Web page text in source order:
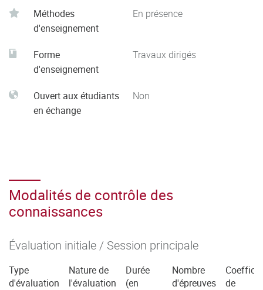
Méthodes
d'enseignement
En présence
Forme
d'enseignement
Travaux dirigés
Ouvert aux étudiants
en échange
Non
Modalités de contrôle des
connaissances
Évaluation initiale / Session principale
Type
d'évaluation
Nature de
l'évaluation
Durée
(en
Nombre
d'épreuves
de